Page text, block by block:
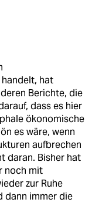
hat
Berichte, die
dass es hier
ökonomische
es wäre, wenn
aufbrechen
daran. Bisher hat
noch mit
zur Ruhe
dann immer die